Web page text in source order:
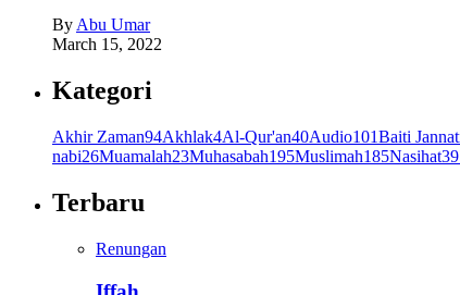
ByAbu Umar
March 15, 2022
Kategori
Akhir Zaman94Akhlak4Al-Qur'an40Audio101Baiti
nabi26Muamalah23Muhasabah195Muslimah185Nasihat
Terbaru
Renungan